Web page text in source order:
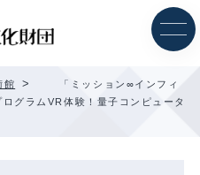
館 >
「ミッション∞インフィ
グラムVR体験！量子コンピュータ